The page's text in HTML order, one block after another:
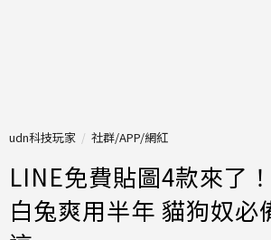
udn科技玩家 社群/APP/網紅
LINE免費貼圖4款來了
白兔爽用半年 貓狗奴必